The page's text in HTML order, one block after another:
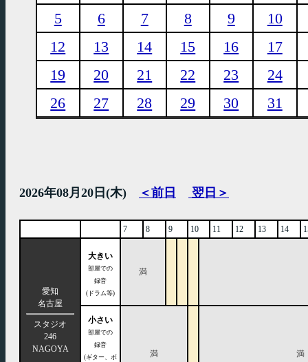
5
6 7 8 9
10
12
13 14 15 16
17
19
20 21 22 23
24
26
27 28 29 30 31
2026年08月20日(木) ＜前日 翌日＞
7 8 9 10 11 12 13 14
愛知
名古屋
スタジオ
246
NAGOYA
大きい
部屋での
録音
(ドラム等)
満
小さい
部屋での
録音
(ギター、ボ
満 満